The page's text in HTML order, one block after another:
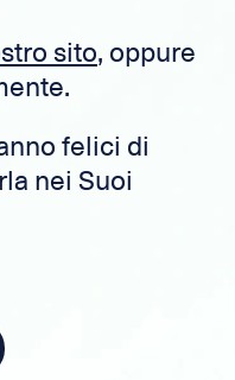
sito, oppure
felici di
nei Suoi